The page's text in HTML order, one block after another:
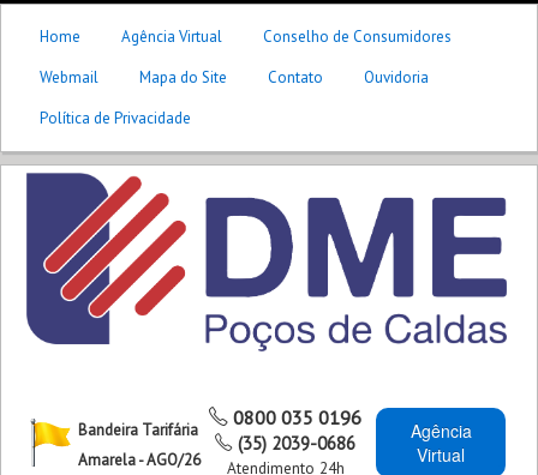
Home Agência Virtual
Conselho de Consumidores
Webmail
Mapa do Site Contato
Ouvidoria
Política de Privacidade
Bandeira Tarifária
Amarela - AGO/26
0800 035 0196
(35) 2039-0686
Atendimento 24h
Agência
Virtual